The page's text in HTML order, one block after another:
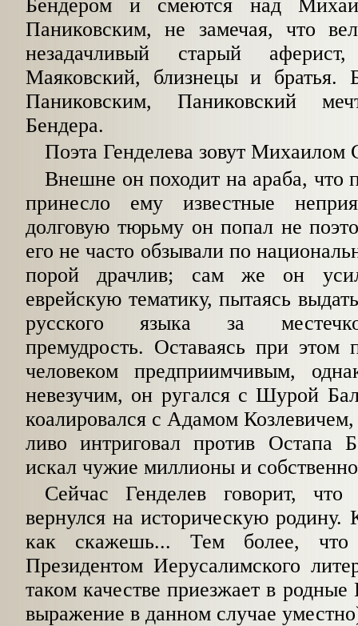
Бендером и смеются над
Паниковским, не замечая, что
незадачливый старый
Маяковский, близнецы и братья.
Паниковским, Паниковский
Бендера.
Поэта Генделева зовут Михаилом
Внешне он походит на араба, что
принесло ему известные
долговую тюрьму он попал не
его не часто обзывали по
порой драчлив; сам же он
еврейскую тематику, пытаясь
русского языка за
премудрость. Оставаясь при этом
человеком предприимчивым,
невезучим, он ругался с Шурой
коалировался с Адамом
ливо интриговал против Остапа
искал чужие миллионы и
Сейчас Генделев говорит,
вернулся на историческую
как скажешь... Тем более,
Президентом Иерусалимского
таком качестве приезжает в
выражение в данном случае